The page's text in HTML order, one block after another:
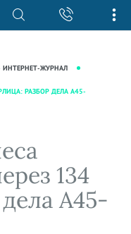
ИНТЕРНЕТ-ЖУРНАЛ
РАЗБОР ДЕЛА А45-
134
А45-